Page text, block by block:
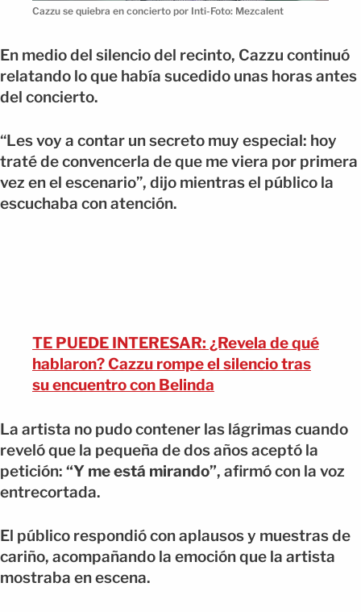
Cazzu se quiebra en concierto por Inti-Foto: Mezcalent
En medio del silencio del recinto, Cazzu continuó
relatando lo que había sucedido unas horas antes
del concierto.
“Les voy a contar un secreto muy especial: hoy
traté de convencerla de que me viera por primera
vez en el escenario”, dijo mientras el público la
escuchaba con atención.
TE PUEDE INTERESAR: ¿Revela de qué
hablaron? Cazzu rompe el silencio tras
su encuentro con Belinda
La artista no pudo contener las lágrimas cuando
reveló que la pequeña de dos años aceptó la
petición: “Y me está mirando”, afirmó con la voz
entrecortada.
El público respondió con aplausos y muestras de
cariño, acompañando la emoción que la artista
mostraba en escena.